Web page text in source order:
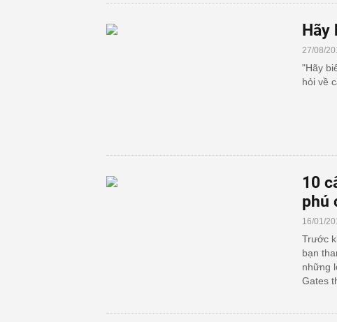
Hãy
27/08/
"Hãy
hỏi về
10
phú
16/01/
Trước
bạn
những
Gates